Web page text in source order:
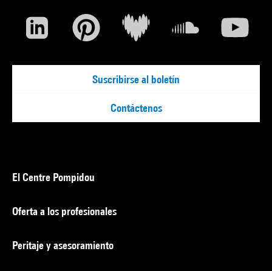
Suscribirse al boletín
Contáctenos
El Centre Pompidou
Oferta a los profesionales
Peritaje y asesoramiento